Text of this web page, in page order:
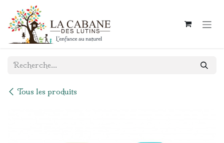
Se rendre au contenu
Tous les produits